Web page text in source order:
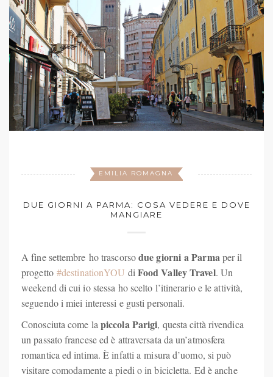
EMILIA ROMAGNA
DUE GIORNI A PARMA: COSA VEDERE E DOVE
MANGIARE
A fine settembre ho trascorsodue giorni a Parma per il
progetto #destinationYOU di Food Valley Travel. Un
weekend di cui io stessa ho scelto l’itinerario e le attività,
seguendo i miei interessi e gusti personali.
Conosciuta come la piccola Parigi, questa città rivendica
un passato francese ed è attraversata da un’atmosfera
romantica ed intima. È infatti a misura d’uomo, si può
visitare comodamente a piedi o in bicicletta. Ed è anche